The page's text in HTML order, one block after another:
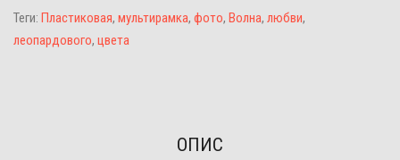
Теги: Пластиковая, мультирамка, фото, Волна, любви,
леопардового, цвета
ОПИС